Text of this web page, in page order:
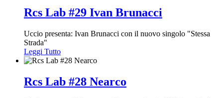
Rcs Lab #29 Ivan Brunacci
Uccio presenta: Ivan Brunacci con il nuovo singolo "Stessa
Strada"
Leggi Tutto
Rcs Lab #28 Nearco